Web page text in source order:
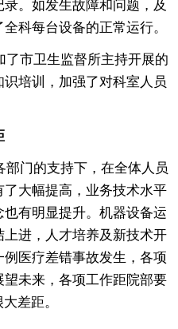
。如发生故障和问题，及
科每台设备的正常运行。
市卫生监督所主持开展的
培训，加强了对科室人员
门的支持下，在全体人员
大幅提高，业务技术水平
有明显提升。机器设备运
进，人才培养及新技术开
医疗差错事故发生，各项
未来，各项工作距院部要
差距。